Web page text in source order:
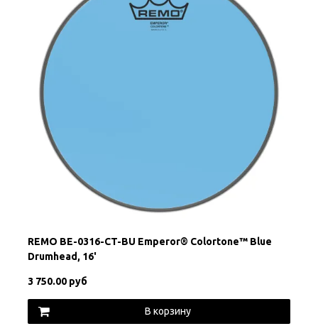
REMO BE-0316-CT-BU Emperor® Colortone™ Blue
Drumhead, 16'
3 750.00 руб
В корзину